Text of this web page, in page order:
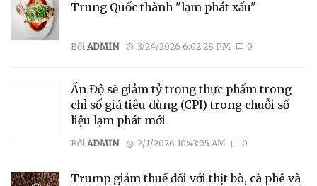
Trung Quốc thành "lạm phát xấu"
Bởi ADMIN 3/24/2026 6:02:28 PM 0
Ấn Độ sẽ giảm tỷ trọng thực phẩm trong
chỉ số giá tiêu dùng (CPI) trong chuỗi số
liệu lạm phát mới
Bởi ADMIN 2/1/2026 10:43:05 AM 0
Trump giảm thuế đối với thịt bò, cà phê và